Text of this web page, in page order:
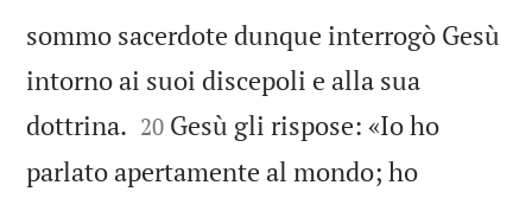
sommo sacerdote dunque interrogò Gesù
intorno ai suoi discepoli e alla sua
dottrina. 

20 Gesù gli rispose: «Io ho
parlato apertamente al mondo; ho